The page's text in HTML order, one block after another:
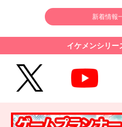
新着情報
イケメンシリー